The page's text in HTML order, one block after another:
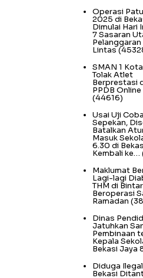
Operasi
2025 di
Dimulai Hari
7 Sasaran
Pelanggaran
Lintas
SMAN 1
Tolak Atlet
Berprestasi
PPDB
(44616)
Usai Uji Coba
Sepekan,
Batalkan
Masuk
6.30 di
Kembali ke…
Maklumat
Lagi-lagi
THM di
Beroperasi
Ramadan
Dinas
Jatuhkan
Pembinaan
Kepala
Bekasi Jaya
Diduga
Bekasi